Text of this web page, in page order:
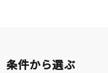
条件から選ぶ